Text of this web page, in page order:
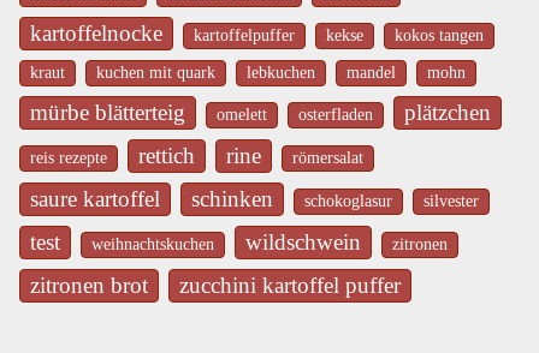
kartoffelnocke kartoffelpuffer kekse kokos tangen
kraut kuchen mit quark lebkuchen mandel mohn
mürbe blätterteig omelett osterfladen plätzchen
reis rezepte rettich rine römersalat
saure kartoffel schinken schokoglasur silvester
test weihnachtskuchen wildschwein zitronen
zitronen brot zucchini kartoffel puffer